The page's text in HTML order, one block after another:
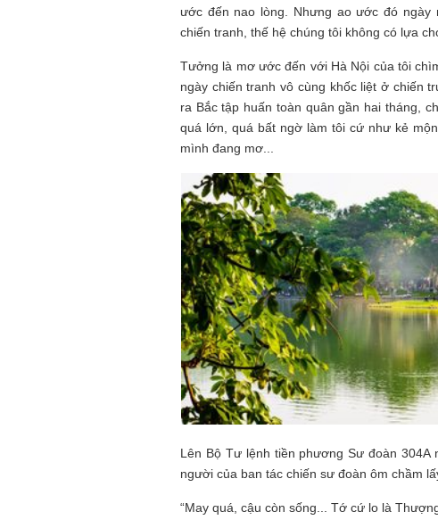
ước đến nao lòng. Nhưng ao ước đó
chiến tranh, thế hệ chúng tôi không có lựa
Tưởng là mơ ước đến với Hà Nội của tôi
ngày chiến tranh vô cùng khốc liệt ở chiến
ra Bắc tập huấn toàn quân gần hai tháng,
quá lớn, quá bất ngờ làm tôi cứ như kẻ
mình đang mơ...
Lên Bộ Tư lệnh tiền phương Sư đoàn
người của ban tác chiến sư đoàn ôm chầm
“May quá, cậu còn sống... Tớ cứ lo là